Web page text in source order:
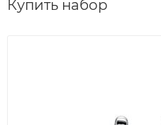
Купить набор